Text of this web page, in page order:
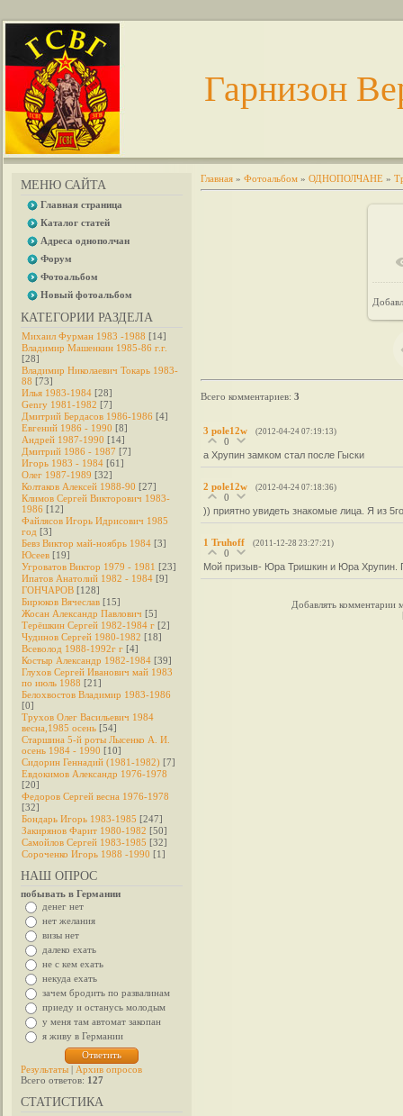
Гарнизон
МЕНЮ САЙТА
Главная страница
Каталог статей
Адреса однополчан
Форум
Фотоальбом
Новый фотоальбом
КАТЕГОРИИ РАЗДЕЛА
Михаил Фурман 1983 -1988 [14]
Владимир Машенкин 1985-86 г.г.
[28]
Владимир Николаевич Токарь 1983-
88 [73]
Илья 1983-1984 [28]
Genry 1981-1982 [7]
Дмитрий Бердасов 1986-1986 [4]
Евгений 1986 - 1990 [8]
Андрей 1987-1990 [14]
Дмитрий 1986 - 1987 [7]
Игорь 1983 - 1984 [61]
Олег 1987-1989 [32]
Колтаков Алексей 1988-90 [27]
Климов Сергей Викторович 1983-
1986 [12]
Файлясов Игорь Идрисович 1985
год [3]
Бевз Виктор май-ноябрь 1984 [3]
Юсеев [19]
Угроватов Виктор 1979 - 1981 [23]
Ипатов Анатолий 1982 - 1984 [9]
ГОНЧАРОВ [128]
Бирюков Вячеслав [15]
Жосан Александр Павлович [5]
Терёшкин Сергей 1982-1984 г [2]
Чудинов Сергей 1980-1982 [18]
Всеволод 1988-1992г г [4]
Костыр Александр 1982-1984 [39]
Глухов Сергей Иванович май 1983
по июль 1988 [21]
Белохвостов Владимир 1983-1986
[0]
Трухов Олег Васильевич 1984
весна,1985 осень [54]
Старшина 5-й роты Лысенко А. И.
осень 1984 - 1990 [10]
Сидорин Геннадий (1981-1982) [7]
Евдокимов Александр 1976-1978
[20]
Федоров Cергей весна 1976-1978
[32]
Бондарь Игорь 1983-1985 [247]
Закирянов Фарит 1980-1982 [50]
Самойлов Сергей 1983-1985 [32]
Сороченко Игорь 1988 -1990 [1]
НАШ ОПРОС
побывать в Германии
денег нет
нет желания
визы нет
далеко ехать
не с кем ехать
некуда ехать
зачем бродить по развалинам
приеду и останусь молодым
у меня там автомат закопан
я живу в Германии
Результаты | Архив опросов
Всего ответов: 127
СТАТИСТИКА
Главная » Фотоальбом » ОДНОПОЛЧАНЕ »
Всего комментариев: 3
3 pole12w (2012-04-24 07:19:13)
0
а Хрупин замком стал после Гыски
2 pole12w (2012-04-24 07:18:36)
0
)) приятно увидеть знакомые лица. Я из
1 Truhoff (2011-12-28 23:27:21)
0
Мой призыв- Юра Тришкин и Юра Хрупин.
Добавлять комментарии